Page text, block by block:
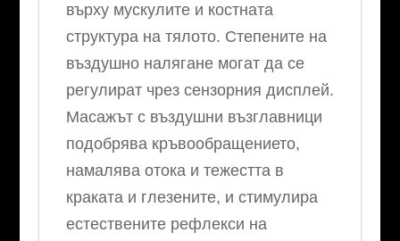
върху мускулите и костната
структура на тялото. Степените на
въздушно налягане могат да се
регулират чрез сензорния дисплей.
Масажът с въздушни възглавници
подобрява кръвообращението,
намалява отока и тежестта в
краката и глезените, и стимулира
естествените рефлекси на